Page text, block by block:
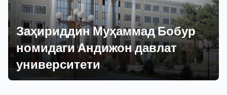
Заҳириддин Муҳаммад Бобур
номидаги Андижон давлат
университети